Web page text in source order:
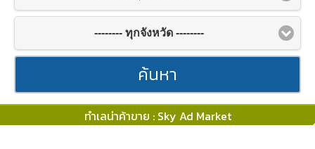
-------- ทุกจังหวัด --------
ค้นหา
ทำเลน่าค้าขาย : Sky Ad Market